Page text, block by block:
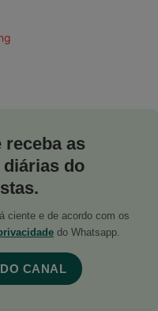
receba as
do
ciente e de acordo com os
do Whatsapp.
CANAL